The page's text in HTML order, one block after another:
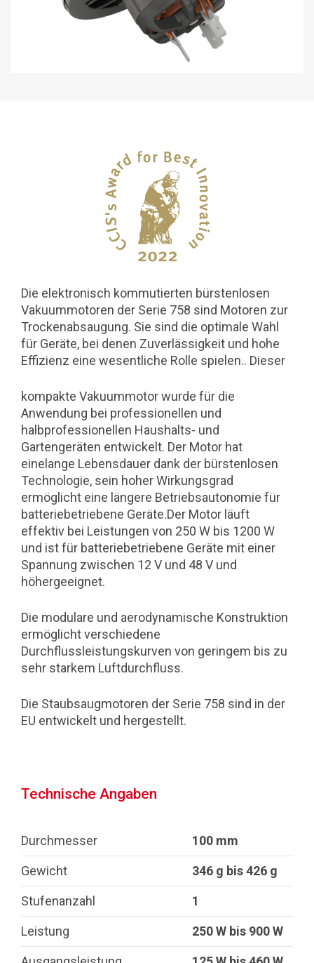
Die elektronisch kommutierten bürstenlosen
Vakuummotoren der Serie 758 sind Motoren zur
Trockenabsaugung. Sie sind die optimale Wahl
für Geräte, bei denen Zuverlässigkeit und hohe
Effizienz eine wesentliche Rolle spielen.. Dieser
kompakte Vakuummotor wurde für die
Anwendung bei professionellen und
halbprofessionellen Haushalts- und
Gartengeräten entwickelt. Der Motor hat
einelange Lebensdauer dank der bürstenlosen
Technologie, sein hoher Wirkungsgrad
ermöglicht eine längere Betriebsautonomie für
batteriebetriebene Geräte.Der Motor läuft
effektiv bei Leistungen von 250 W bis 1200 W
und ist für batteriebetriebene Geräte mit einer
Spannung zwischen 12 V und 48 V und
höhergeeignet.
Die modulare und aerodynamische Konstruktion
ermöglicht verschiedene
Durchflussleistungskurven von geringem bis zu
sehr starkem Luftdurchfluss.
Die Staubsaugmotoren der Serie 758 sind in der
EU entwickelt und hergestellt.
Technische Angaben
Durchmesser 100 mm
Gewicht 346 g bis 426 g
Stufenanzahl 1
Leistung 250 W bis 900 W